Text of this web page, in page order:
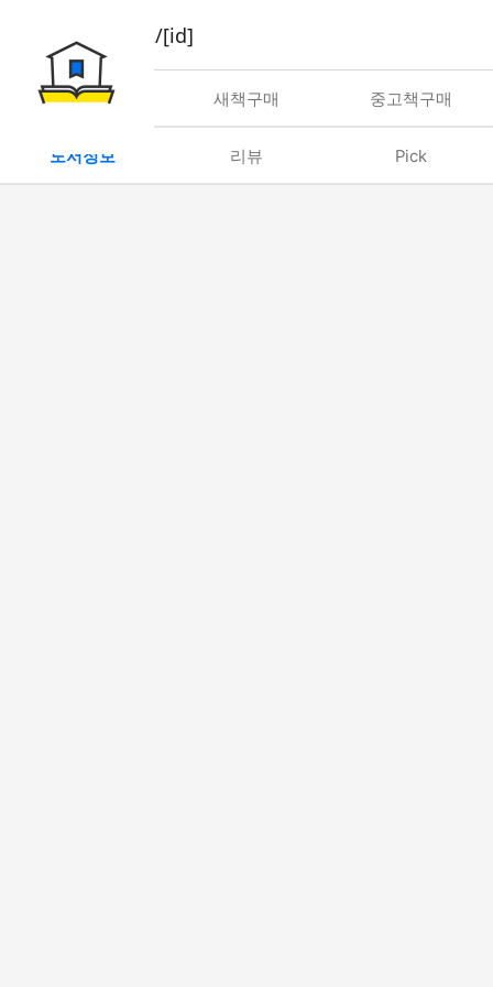
book/rent/[id]
대여 새책구매 중고책구매
도서정보 리뷰 Pick